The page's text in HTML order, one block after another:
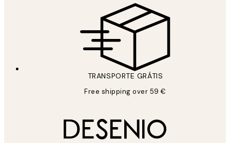
TRANSPORTE GRÁTIS
Free shipping over 59 €